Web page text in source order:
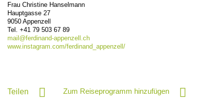
Frau Christine Hanselmann
Hauptgasse 27
9050 Appenzell
Tel. +41 79 503 67 89
mail@ferdinand-appenzell.ch
www.instagram.com/ferdinand_appenzell/
Teilen Zum Reiseprogramm hinzufügen